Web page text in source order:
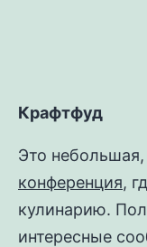
Крафтфуд
Это
конференция,
кулинарию.
интересные